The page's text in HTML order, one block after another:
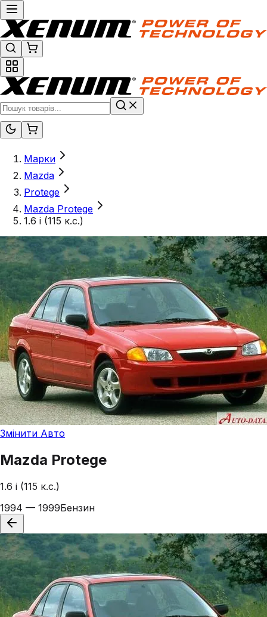
Марки
Mazda
Protege
Mazda Protege
1.6 i (115 к.с.)
Змінити Авто
Mazda Protege
1.6 i (115 к.с.)
1994 — 1999Бензин